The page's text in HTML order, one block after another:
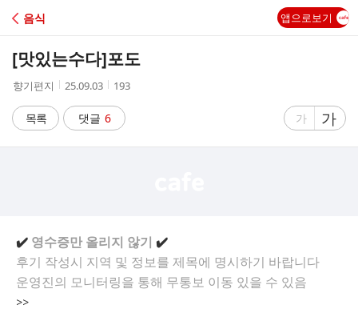
C
A
음식 앱으로보기
[맛있는수다]포도
작
자
향기편지
작
시
간
25.09.03
조
수
193
목록 댓글 6
글
가
글
자
가
✔️ 영수증만 올리지 않기 ✔️
후기 작성시 지역 및 정보를 제목에 명시하기 바랍니다
운영진의 모니터링을 통해 무통보 이동 있을 수 있음
>>